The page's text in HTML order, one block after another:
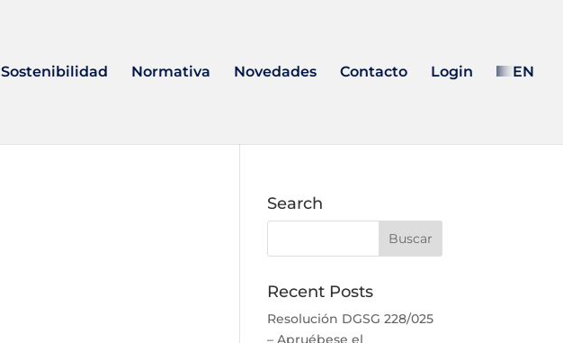
Sostenibilidad Normativa Novedades Contacto Login EN
Search
Recent Posts
Resolución DGSG 228/025
– Apruébese el